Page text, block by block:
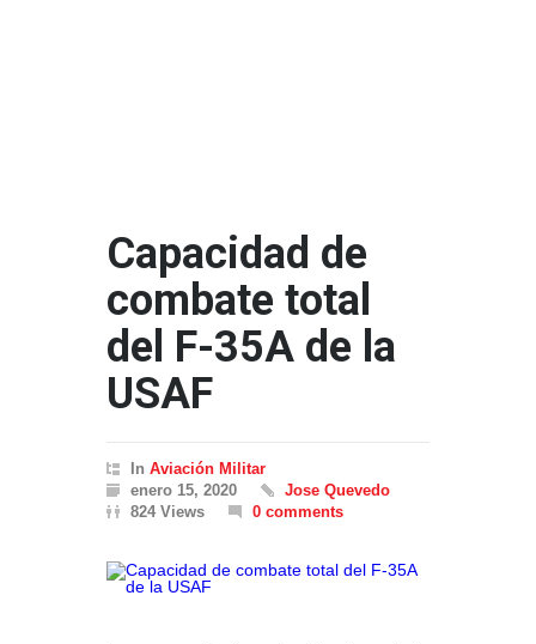
Capacidad de
combate total
del F-35A de la
USAF
In Aviación Militar
enero 15, 2020
Jose Quevedo
824 Views
0 comments